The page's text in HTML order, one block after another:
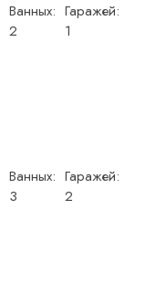
Ванных:
2
Гаражей:
1
Ванных:
3
Гаражей:
2